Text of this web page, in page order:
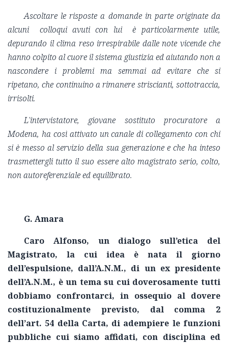
Ascoltare le risposte a domande in parte originate da
alcuni colloqui avuti con lui è particolarmente utile,
depurando il clima reso irrespirabile dalle note vicende che
hanno colpito al cuore il sistema giustizia ed aiutando non a
nascondere i problemi ma semmai ad evitare che si
ripetano, che continuino a rimanere striscianti, sottotraccia,
irrisolti.
L'intervistatore, giovane sostituto procuratore a
Modena, ha così attivato un canale di collegamento con chi
si è messo al servizio della sua generazione e che ha inteso
trasmettergli tutto il suo essere alto magistrato serio, colto,
non autoreferenziale ed equilibrato.
G. Amara
Caro Alfonso, un dialogo sull’etica del
Magistrato, la cui idea è nata il giorno
dell’espulsione, dall’A.N.M., di un ex presidente
dell’A.N.M., è un tema su cui doverosamente tutti
dobbiamo confrontarci, in ossequio al dovere
costituzionalmente previsto, dal comma 2
dell’art. 54 della Carta, di adempiere le funzioni
pubbliche cui siamo affidati, con disciplina ed